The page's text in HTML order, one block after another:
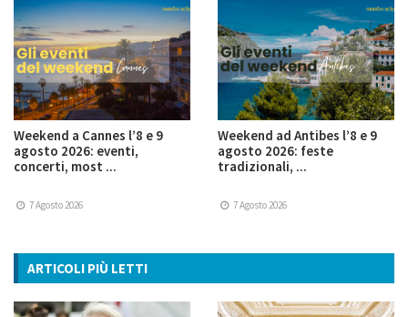
Weekend a Cannes l’8 e 9
agosto 2026: eventi,
concerti, most ...
7 Agosto 2026
Weekend ad Antibes l’8 e 9
agosto 2026: feste
tradizionali, ...
7 Agosto 2026
ARTICOLI PIÙ LETTI